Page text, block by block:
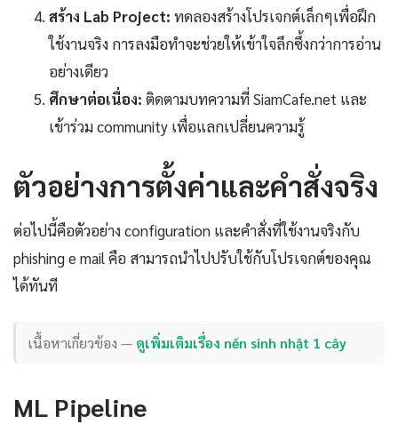
สร้าง Lab Project: ทดลองสร้างโปรเจกต์เล็กๆเพื่อฝึก
ใช้งานจริง การลงมือทำจะช่วยให้เข้าใจลึกซึ้งกว่าการอ่าน
อย่างเดียว
ศึกษาต่อเนื่อง: ติดตามบทความที่ SiamCafe.net และ
เข้าร่วม community เพื่อแลกเปลี่ยนความรู้
ตัวอย่างการตั้งค่าและคำสั่งจริง
ต่อไปนี้คือตัวอย่าง configuration และคำสั่งที่ใช้งานจริงกับ
phishing e mail คือ สามารถนำไปปรับใช้กับโปรเจกต์ของคุณ
ได้ทันที
เนื้อหาเกี่ยวข้อง — ดูเพิ่มเติมเรื่อง nến sinh nhật 1 cây
ML Pipeline